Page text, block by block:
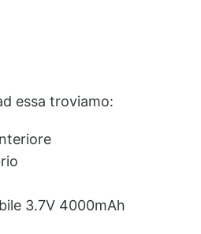
essa troviamo:
3.7V 4000mAh